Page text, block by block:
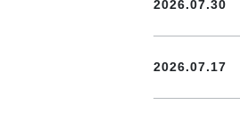
2026.07.30
2026.07.17